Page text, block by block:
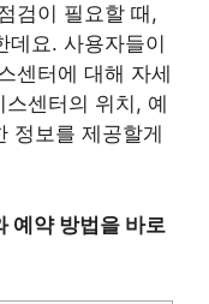
검이 필요할 때,
데요. 사용자들이
센터에 대해 자세
센터의 위치, 예
정보를 제공할게
예약 방법을 바로